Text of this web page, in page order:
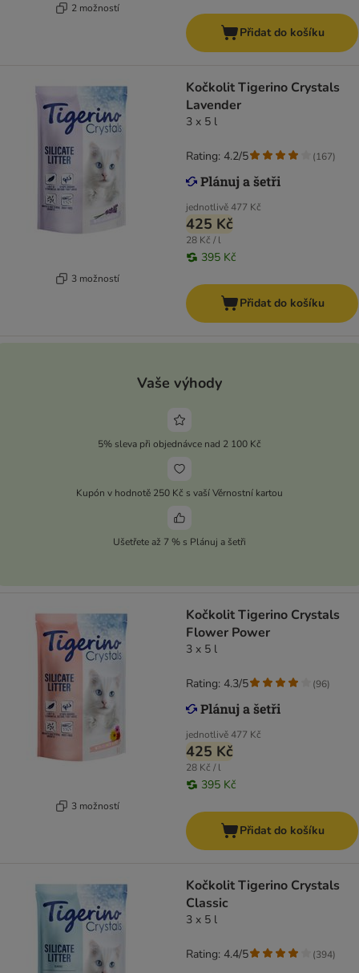
2 možností
Přidat do košíku
3 možností
Kočkolit Tigerino Crystals
Lavender
3 x 5 l
jednotlivě477 Kč
425 Kč
28 Kč / l
395 Kč
Rating: 4.2/5 (167)
Přidat do košíku
Vaše výhody
5% sleva při objednávce nad 2 100 Kč
Kupón v hodnotě 250 Kč s vaší Věrnostní kartou
Ušetřete až 7 % s Plánuj a šetři
3 možností
Kočkolit Tigerino Crystals
Flower Power
3 x 5 l
jednotlivě477 Kč
425 Kč
28 Kč / l
395 Kč
Rating: 4.3/5 (96)
Přidat do košíku
Kočkolit Tigerino Crystals
Classic
3 x 5 l
Rating: 4.4/5 (394)